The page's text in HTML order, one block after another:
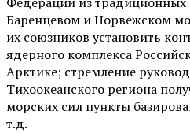
Баренцевом и Норвежском
их союзников установить
ядерного комплекса
Арктике; стремление
Тихоокеанского региона
морских сил пункты
т.д.